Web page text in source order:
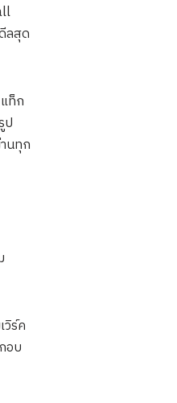
ลสุด
ท็ก
ป
นทุก
วิร์ค
อบ